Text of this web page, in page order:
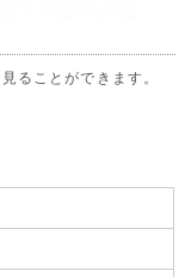
ることができます。